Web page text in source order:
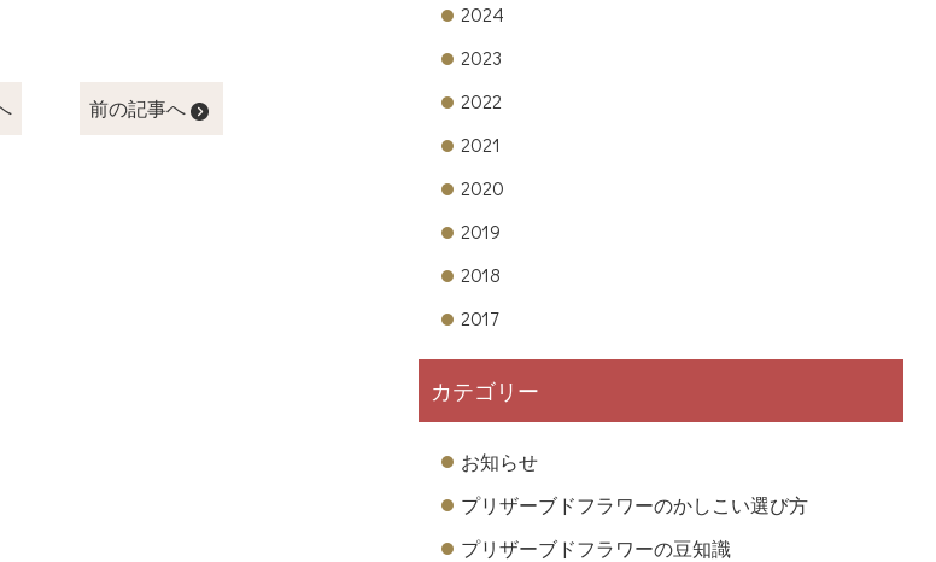
前の記事へ
2024
2023
2022
2021
2020
2019
2018
2017
カテゴリー
お知らせ
プリザーブドフラワーのかしこい選び方
プリザーブドフラワーの豆知識